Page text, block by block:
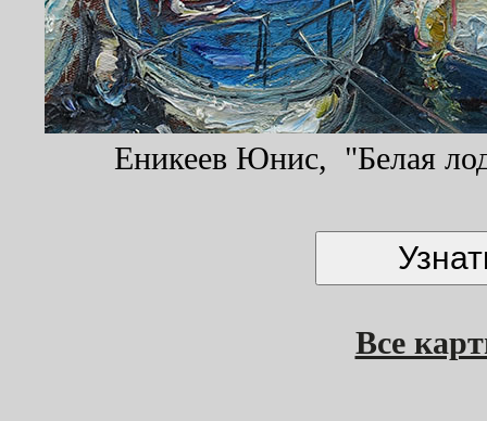
Еникеев Юнис, "Белая
Все